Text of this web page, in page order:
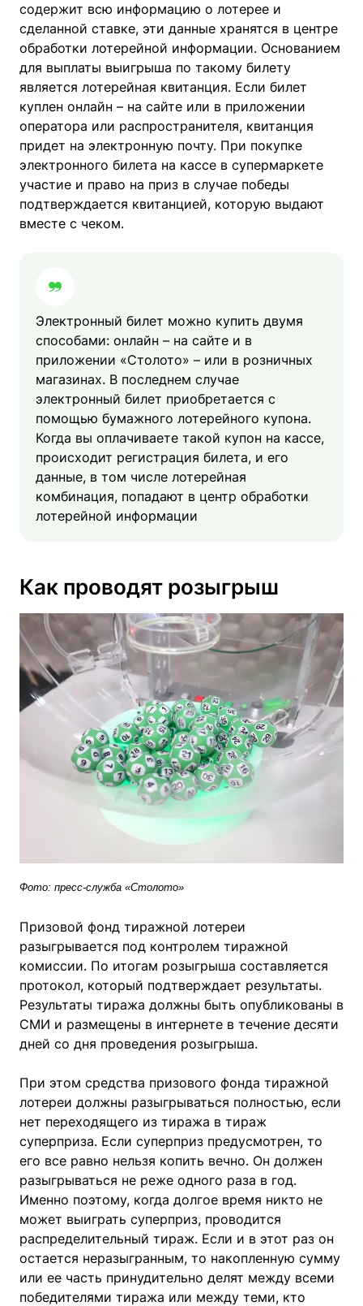
содержит всю информацию о лотерее и
сделанной ставке, эти данные хранятся в центре
обработки лотерейной информации. Основанием
для выплаты выигрыша по такому билету
является лотерейная квитанция. Если билет
куплен онлайн – на сайте или в приложении
оператора или распространителя, квитанция
придет на электронную почту. При покупке
электронного билета на кассе в супермаркете
участие и право на приз в случае победы
подтверждается квитанцией, которую выдают
вместе с чеком.
Электронный билет можно купить двумя
способами: онлайн – на сайте и в
приложении «Столото» – или в розничных
магазинах. В последнем случае
электронный билет приобретается с
помощью бумажного лотерейного купона.
Когда вы оплачиваете такой купон на кассе,
происходит регистрация билета, и его
данные, в том числе лотерейная
комбинация, попадают в центр обработки
лотерейной информации
Как проводят розыгрыш
Фото: пресс-служба «Столото»
Призовой фонд тиражной лотереи
разыгрывается под контролем тиражной
комиссии. По итогам розыгрыша составляется
протокол, который подтверждает результаты.
Результаты тиража должны быть опубликованы в
СМИ и размещены в интернете в течение десяти
дней со дня проведения розыгрыша.
При этом средства призового фонда тиражной
лотереи должны разыгрываться полностью, если
нет переходящего из тиража в тираж
суперприза. Если суперприз предусмотрен, то
его все равно нельзя копить вечно. Он должен
разыгрываться не реже одного раза в год.
Именно поэтому, когда долгое время никто не
может выиграть суперприз, проводится
распределительный тираж. Если и в этот раз он
остается неразыгранным, то накопленную сумму
или ее часть принудительно делят между всеми
победителями тиража или между теми, кто